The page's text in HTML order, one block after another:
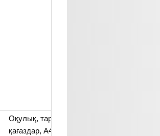
Оқулық, таратпа
қағаздар, А4